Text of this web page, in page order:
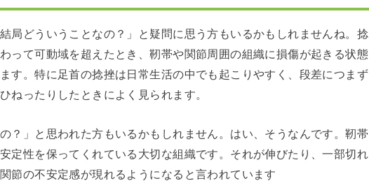
局どういうことなの？」と疑問に思う方もいるかもしれませんね。捻
って可動域を超えたとき、靭帯や関節周囲の組織に損傷が起きる状態
す。特に足首の捻挫は日常生活の中でも起こりやすく、段差につまず
ねったりしたときによく見られます。
？」と思われた方もいるかもしれません。はい、そうなんです。靭帯
定性を保ってくれている大切な組織です。それが伸びたり、一部切れ
節の不安定感が現れるようになると言われています